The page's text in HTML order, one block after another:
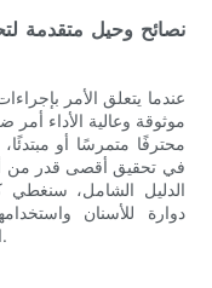
نصائح وحيل متقدمة
عندما يتعلق الأمر
موثوقة وعالية الأداء
محترفًا متمرسًا أو
في تحقيق أقصى قدر من
الدليل الشامل، سنغطي
دوارة للأسنان
استفادة من هذه القطعة المهمة من المعدات.